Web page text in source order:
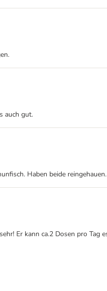
auch gut.
Haben beide reingehauen.
Er kann ca.2 Dosen pro Tag